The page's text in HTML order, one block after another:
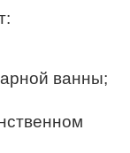
ванны;